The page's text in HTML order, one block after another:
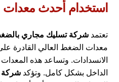
استخدام أحدث معدات
تعتمدشركة تسليك مجاري
معدات الضغط العالي القادرة
الانسدادات. وتساعد هذه
الداخل بشكل كامل. وتؤكدشركة